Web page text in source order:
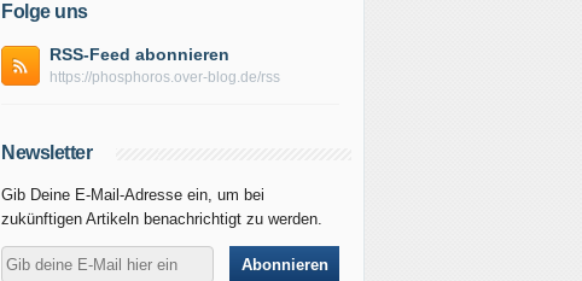
Folge uns
RSS-Feed abonnieren
https://phosphoros.over-blog.de/rss
Newsletter
Gib Deine E-Mail-Adresse ein, um bei
zukünftigen Artikeln benachrichtigt zu werden.